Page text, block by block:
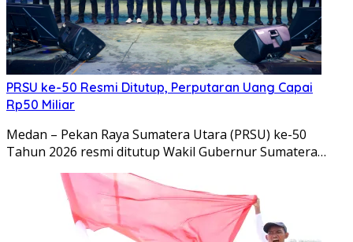
PRSU ke-50 Resmi Ditutup, Perputaran Uang Capai
Rp50 Miliar
Medan – Pekan Raya Sumatera Utara (PRSU) ke-50
Tahun 2026 resmi ditutup Wakil Gubernur Sumatera…